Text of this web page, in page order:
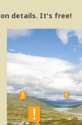
details. It's free!